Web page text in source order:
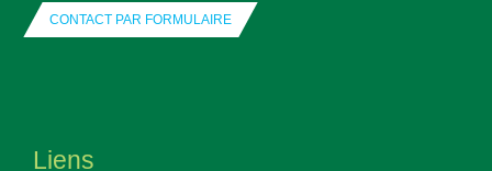
CONTACT PAR FORMULAIRE
Liens